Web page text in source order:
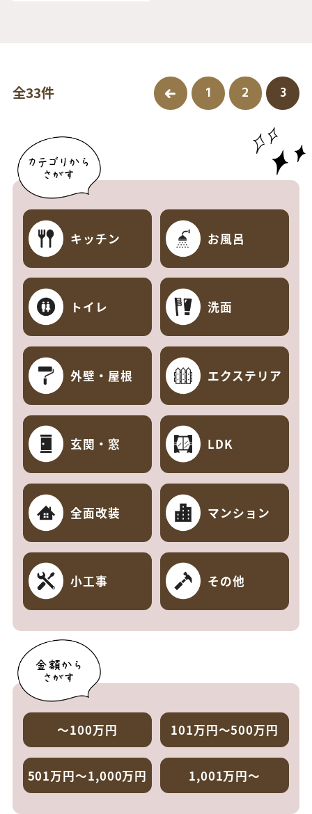
全33件 1 2 3
キッチン お風呂
トイレ 洗面
外壁・屋根 エクステリア
玄関・窓 LDK
全面改装 マンション
小工事 その他
～100万円 101万円～500万円
501万円～1,000万円 1,001万円～